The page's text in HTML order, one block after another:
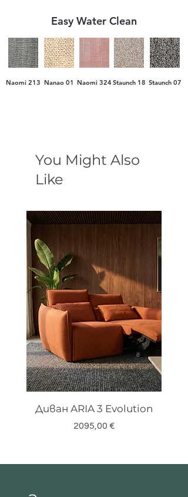
Easy Water Clean
Staunch 07
Staunch 18
Naomi 324
Nanao 01
Naomi 213
You Might Also
Like
Диван ARIA 3 Evolution
Цена
2095,00 €